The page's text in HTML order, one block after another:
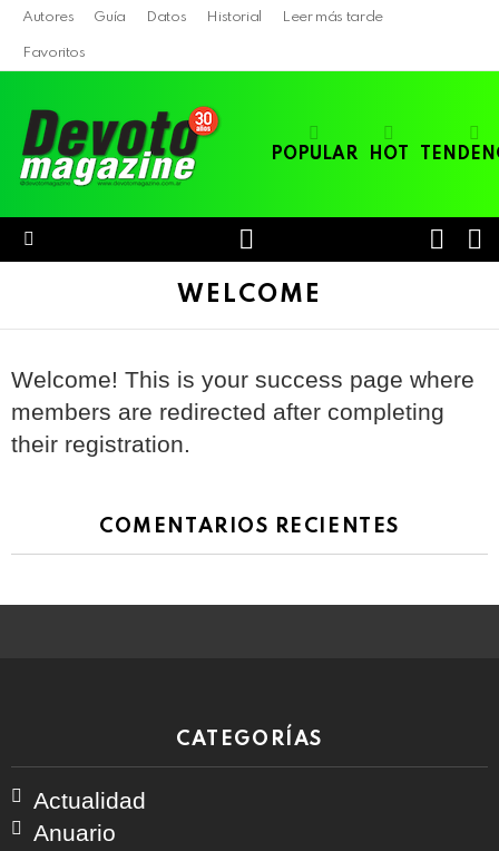
Autores Guía Datos Historial Leer más tarde
Favoritos
POPULAR HOT
SKIN
WELCOME
Welcome! This is your success page where
members are redirected after completing
their registration.
COMENTARIOS RECIENTES
CATEGORÍAS
Actualidad
Anuario